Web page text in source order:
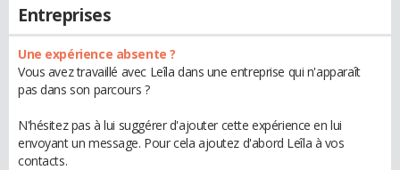
Entreprises
Une expérience absente ?
Vous avez travaillé avec Leîla dans une entreprise qui n'apparaît
pas dans son parcours ?
N'hésitez pas à lui suggérer d'ajouter cette expérience en lui
envoyant un message. Pour cela ajoutez d'abord Leîla à vos
contacts.